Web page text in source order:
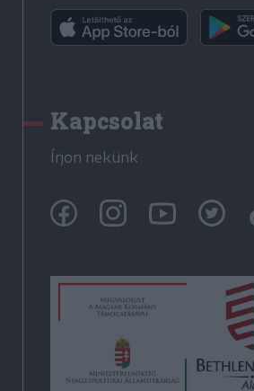
Kapcsolat
Írjon nekünk